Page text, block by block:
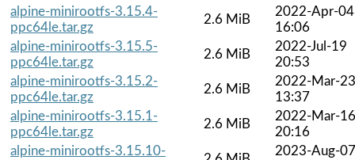
alpine-minirootfs-3.15.4-
ppc64le.tar.gz
2.6 MiB
2022-Apr-04
16:06
alpine-minirootfs-3.15.5-
ppc64le.tar.gz
2.6 MiB
2022-Jul-19
20:53
alpine-minirootfs-3.15.2-
ppc64le.tar.gz
2.6 MiB
2022-Mar-23
13:37
alpine-minirootfs-3.15.1-
ppc64le.tar.gz
2.6 MiB
2022-Mar-16
20:16
alpine-minirootfs-3.15.10-
2023-Aug-07